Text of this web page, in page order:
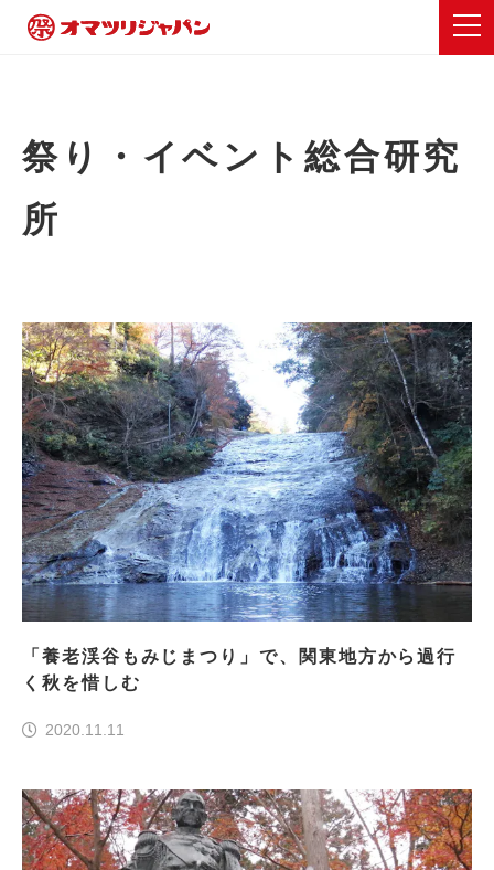
祭り・イベント総合研究
所
「養老渓谷もみじまつり」で、関東地方から過行
く秋を惜しむ
2020.11.11